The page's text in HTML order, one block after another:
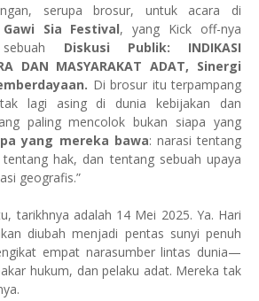
serupa brosur, untuk acara di
Gawi Sia Festival, yang Kick off-nya
Diskusi Publik: INDIKASI
DAN MASYARAKAT ADAT, Sinergi
Di brosur itu terpampang
lagi asing di dunia kebijakan dan
paling mencolok bukan siapa yang
yang mereka bawa: narasi tentang
hak, dan tentang sebuah upaya
geografis.”
tarikhnya adalah 14 Mei 2025. Ya. Hari
diubah menjadi pentas sunyi penuh
empat narasumber lintas dunia—
hukum, dan pelaku adat. Mereka tak